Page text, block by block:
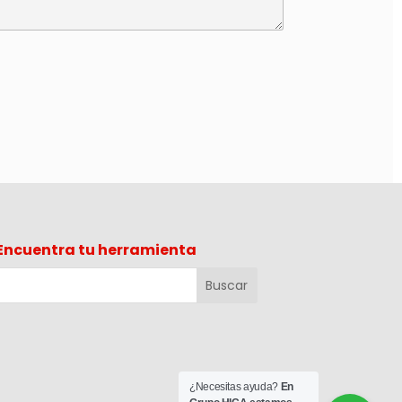
tu herramienta
¿Necesitas ayuda? En